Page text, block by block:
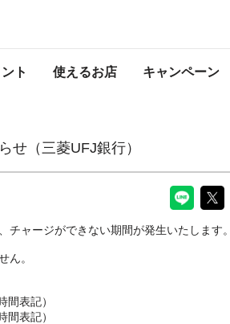
ト 使えるお店 キャンペーン
PayPayからのお知
せ（三菱UFJ銀行）
ャージができない期間が発生いたします。
ん。
表記）
表記）